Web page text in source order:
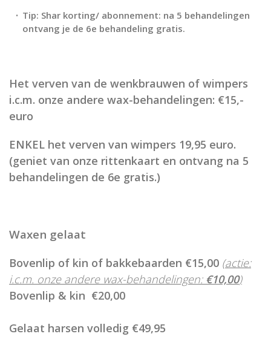
Tip: Shar korting/ abonnement: na 5 behandelingen
ontvang je de 6e behandeling gratis.
Het verven van de wenkbrauwen of wimpers
i.c.m. onze andere wax-behandelingen: €15,-
euro
ENKEL het verven van wimpers 19,95 euro.
(geniet van onze rittenkaart en ontvang na 5
behandelingen de 6e gratis.)
Waxen gelaat
Bovenlip of kin of bakkebaarden €15,00 (actie:
i.c.m. onze andere wax-behandelingen: €10,00)
Bovenlip & kin €20,00
Gelaat harsen volledig €49,95